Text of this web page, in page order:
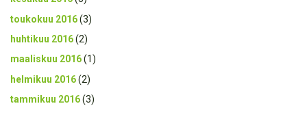
toukokuu 2016(3)
huhtikuu 2016(2)
maaliskuu 2016(1)
helmikuu 2016(2)
tammikuu 2016(3)